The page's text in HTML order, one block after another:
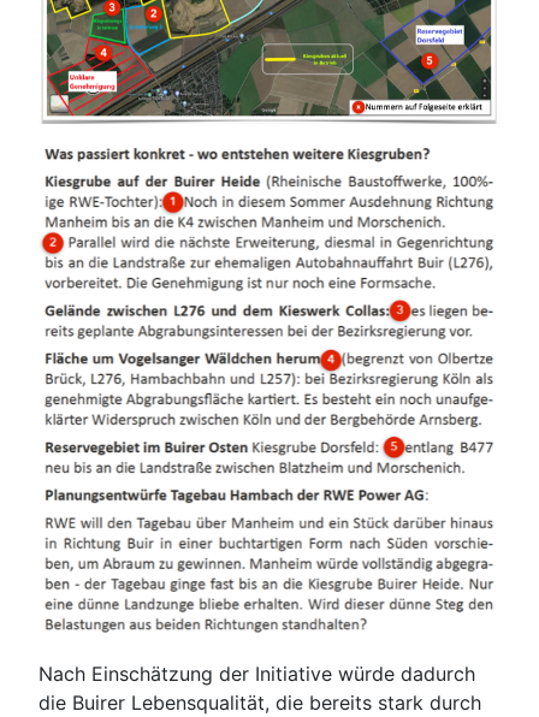
Nach Einschätzung der Initiative würde dadurch
die Buirer Lebensqualität, die bereits stark durch